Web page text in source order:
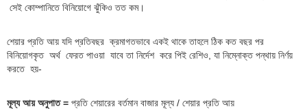
সেই কোম্পানিতে বিনিয়োগে ঝুঁকিও তত কম।
শেয়ার প্রতি আয় যদি প্রতিবছর ক্রমাগতভাবে একই থাকে তাহলে ঠিক কত বছর পর
বিনিয়োগকৃত অর্থ ফেরত পাওয়া যাবে তা নির্দেশ করে পিই রেশিও, যা নিম্নোক্ত পন্থায় নির্ণয়
করতে হয়-
মূল্য আয় অনুপাত = প্রতি শেয়ারের বর্তমান বাজার মূল্য / শেয়ার প্রতি আয়